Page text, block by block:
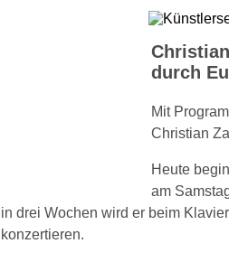
durch
Mit
Christian
Heute
am
in drei Wochen wird er beim
konzertieren.